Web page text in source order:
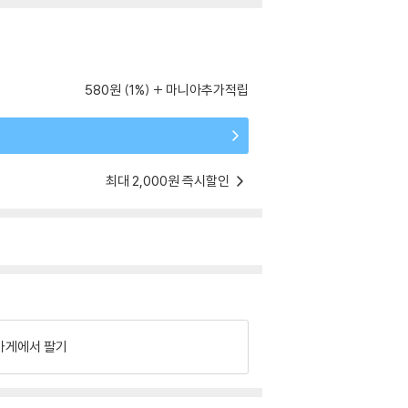
580원 (1%) 마니아추가적립
최대 2,000원 즉시할인
게에서 팔기